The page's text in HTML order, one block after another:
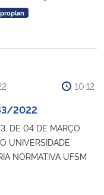
proplan
10:12
2022
DE 04 DE MARÇO
UNIVERSIDADE
NORMATIVA UFSM